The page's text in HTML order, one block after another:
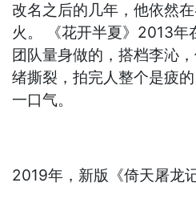
改名之后的几年，他依然
火。 《花开半夏》2013年
团队量身做的，搭档李沁
绪撕裂，拍完人整个是疲
一口气。
2019年，新版《倚天屠龙